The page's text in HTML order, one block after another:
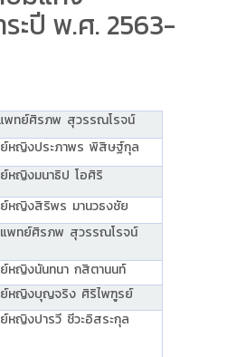
ระปี พ.ศ. 2563-
พทย์ศิรภพ สุวรรณโรจน์
หญิงประภาพร พิสิษฐ์กุล
หญิงมนาธิป โอศิริ
หญิงสิริพร มานวธงชัย
พทย์ศิรภพ สุวรรณโรจน์
หญิงนันทนา กสิตานนท์
หญิงบุญจริง ศิริไพฑูรย์
หญิงปารวี ชีวะอิสระกุล